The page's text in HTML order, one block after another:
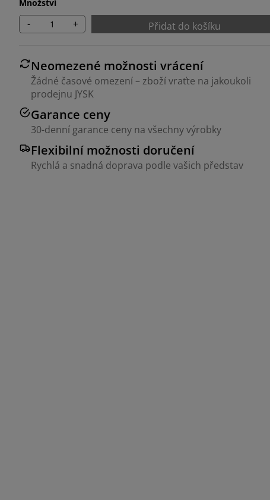
Množství
- + Přidat do košíku
Neomezené možnosti vrácení
Žádné časové omezení – zboží vraťte na jakoukoli
prodejnu JYSK
Garance ceny
30-denní garance ceny na všechny výrobky
Flexibilní možnosti doručení
Rychlá a snadná doprava podle vašich představ